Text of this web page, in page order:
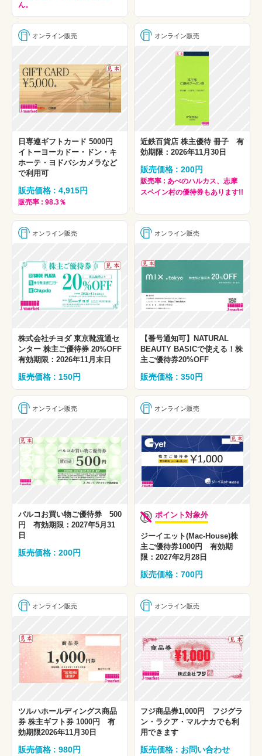
ん。
オンライン販売
日専連ギフトカード 5000円
イトーヨーカドー・ドン・キ
ホーテ・ヨドバシカメラなど
で利用可
販売価格 : 4,915円
販売率 : 98.3％
オンライン販売
近鉄百貨店 株主優待 冊子 有
効期限：2026年11月30日
販売価格 : 200円
販売率 : あべのハルカス、志摩
スペイン村の優待券もあります!!
オンライン販売
株式会社チヨダ 東京靴流通セ
ンター 株主ご優待券 20%OFF
有効期限：2026年11月末日
販売価格 : 150円
オンライン販売
【番号通知可】NATURAL
BEAUTY BASICで使える！株
主ご優待券20%OFF
販売価格 : 350円
オンライン販売
パルコお買い物ご優待券 500
円 有効期限：2027年5月31
日
販売価格 : 200円
オンライン販売
ポイント対象外
ジーイエット(Mac-House)株
主ご優待券1000円 有効期
限：2027年2月28日
販売価格 : 700円
オンライン販売
ツルハホールディングス商品
券 株主ギフト券 1000円 有
効期限2026年11月30日
販売価格 : 980円
オンライン販売
フジ商品券1,000円 フジグラ
ン・ラクア・マルナカでも利
用できます
販売価格 : お問い合わせ